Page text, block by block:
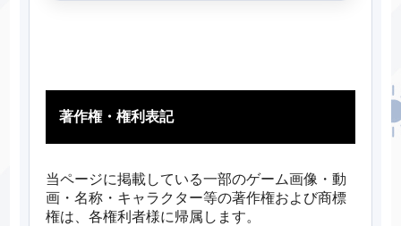
著作権・権利表記
当ページに掲載している一部のゲーム画像・動
画・名称・キャラクター等の著作権および商標
権は、各権利者様に帰属します。